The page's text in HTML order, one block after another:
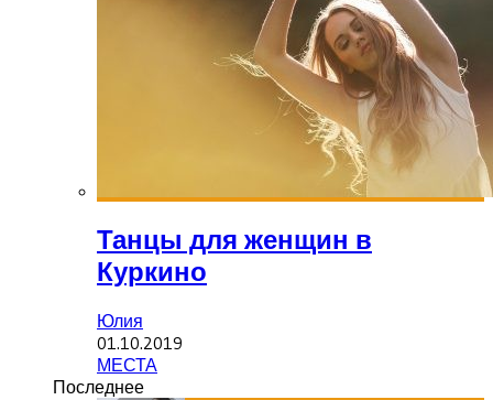
Танцы для женщин в
Куркино
Юлия
01.10.2019
МЕСТА
Последнее